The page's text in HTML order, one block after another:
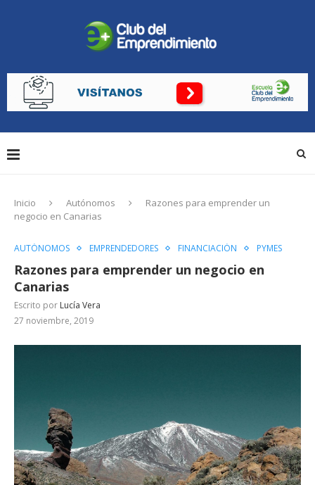
Inicio Autónomos
Razones para emprender un
negocio en Canarias
AUTÓNOMOS EMPRENDEDORES FINANCIACIÓN PYMES
Razones para emprender un negocio en
Canarias
Escrito por Lucía Vera
27 noviembre, 2019